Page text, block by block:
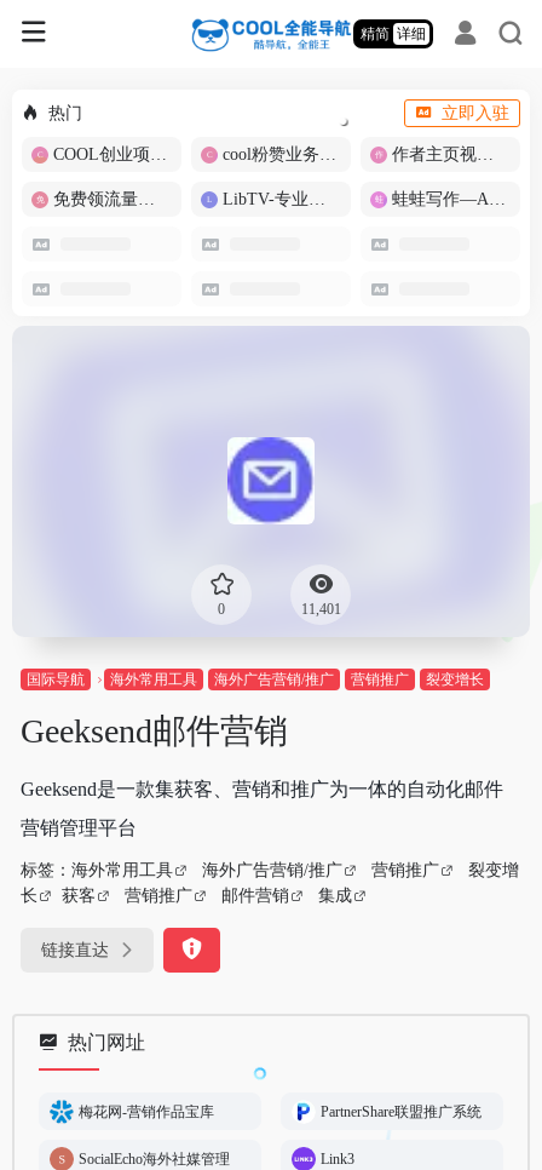
精简 详细
热门 立即入驻
COOL创业项目商城 cool粉赞业务商城【爆粉引流】 作者主页视频批量提取
免费领流量卡-包邮 LibTV-专业视频创作工具 蛙蛙写作—AI智能写作助手
0 11,401
国际导航 海外常用工具 海外广告营销/推广 营销推广 裂变增长
Geeksend邮件营销
Geeksend是一款集获客、营销和推广为一体的自动化邮件
营销管理平台
标签： 海外常用工具 海外广告营销/推广 营销推广
裂变增
长
获客 营销推广 邮件营销 集成
链接直达
热门网址
梅花网-营销作品宝库 PartnerShare联盟推广系统
SocialEcho海外社媒管理 Link3